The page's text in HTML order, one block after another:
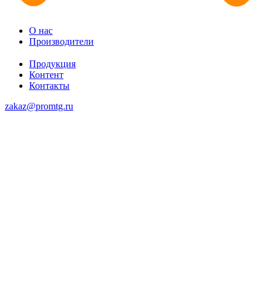
О нас
Производители
Продукция
Контент
Контакты
zakaz@promtg.ru